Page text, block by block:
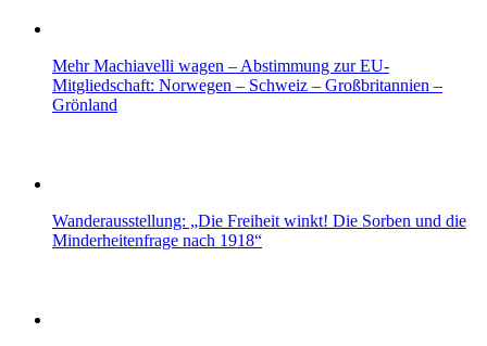
Mehr Machiavelli wagen – Abstimmung zur EU-
Mitgliedschaft: Norwegen – Schweiz – Großbritannien –
Grönland
Wanderausstellung: „Die Freiheit winkt! Die Sorben und die
Minderheitenfrage nach 1918“